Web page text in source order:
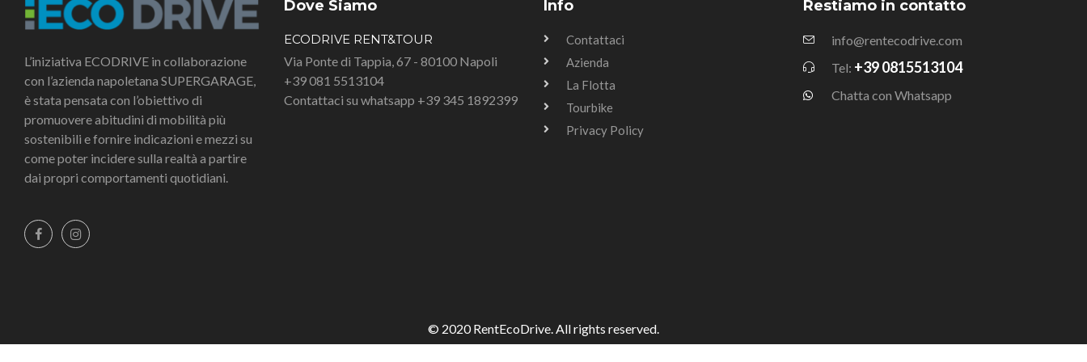
L’iniziativa ECODRIVE in collaborazione
con l’azienda napoletana SUPERGARAGE,
è stata pensata con l’obiettivo di
promuovere abitudini di mobilità più
sostenibili e fornire indicazioni e mezzi su
come poter incidere sulla realtà a partire
dai propri comportamenti quotidiani.
Dove Siamo
ECODRIVE RENT&TOUR
Via Ponte di Tappia, 67 - 80100 Napoli
+39 081 5513104
Contattaci su whatsapp +39 345 1892399
Info
Contattaci
Azienda
La Flotta
Tourbike
Privacy Policy
Restiamo in contatto
info@rentecodrive.com
Tel: +39 0815513104
Chatta con Whatsapp
© 2020 RentEcoDrive. All rights reserved.